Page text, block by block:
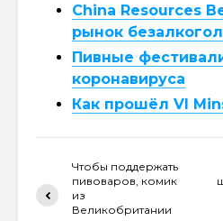
China Resources
рынок
Пивные
коронавируса
Как прошёл VI
Чтобы поддержать
пивоваров, комик
из
Великобритании